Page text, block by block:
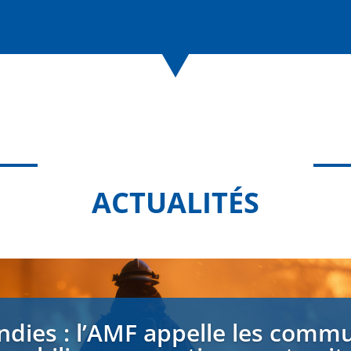
ACTUALITÉS
: l’AMF appelle les